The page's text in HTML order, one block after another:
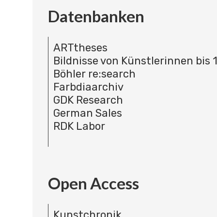
Datenbanken
ARTtheses
Bildnisse von Künstlerinnen bis
Böhler re:search
Farbdiaarchiv
GDK Research
German Sales
RDK Labor
Open Access